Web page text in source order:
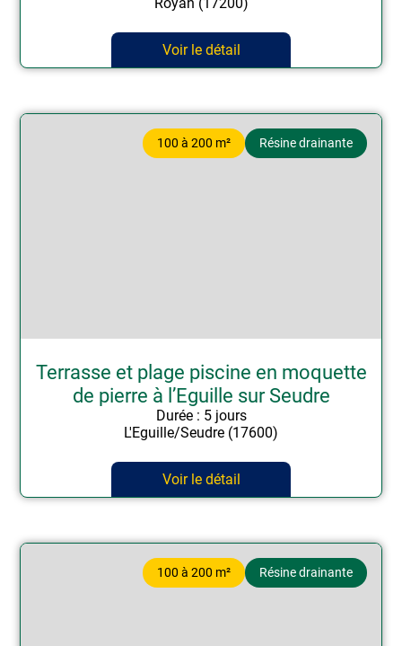
Voir le détail
100 à 200 m² Résine drainante
Terrasse et plage piscine en moquette
de pierre à l’Eguille sur Seudre
Durée : 5 jours
L'Eguille/Seudre (17600)
Voir le détail
100 à 200 m² Résine drainante